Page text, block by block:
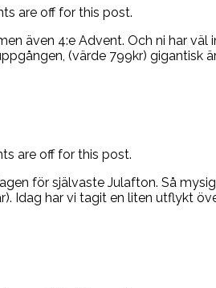
are off for this post.
även 4:e Advent. Och ni har
(värde 799kr) gigantisk
are off for this post.
för självaste Julafton. Så
Idag har vi tagit en liten utflykt